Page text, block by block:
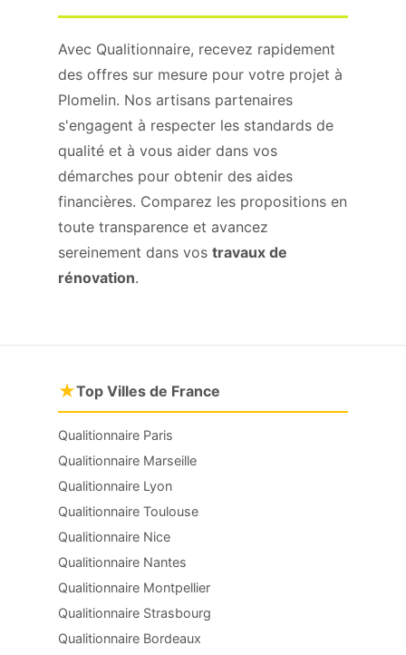
Avec Qualitionnaire, recevez rapidement
des offres sur mesure pour votre projet à
Plomelin. Nos artisans partenaires
s'engagent à respecter les standards de
qualité et à vous aider dans vos
démarches pour obtenir des aides
financières. Comparez les propositions en
toute transparence et avancez
sereinement dans vos travaux de
rénovation.
★Top Villes de France
Qualitionnaire Paris
Qualitionnaire Marseille
Qualitionnaire Lyon
Qualitionnaire Toulouse
Qualitionnaire Nice
Qualitionnaire Nantes
Qualitionnaire Montpellier
Qualitionnaire Strasbourg
Qualitionnaire Bordeaux